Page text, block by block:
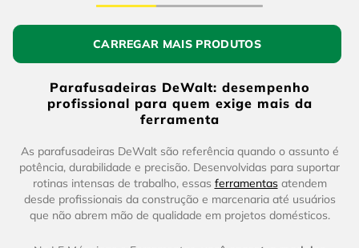
Parafusadeiras DeWalt: desempenho
profissional para quem exige mais da
ferramenta
As parafusadeiras DeWalt são referência quando o assunto é
potência, durabilidade e precisão. Desenvolvidas para suportar
rotinas intensas de trabalho, essas ferramentasatendem
desde profissionais da construção e marcenaria até usuários
que não abrem mão de qualidade em projetos domésticos.